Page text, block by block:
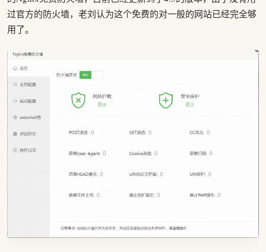
过官方的防火墙，老刘认为这个免费的对一般的网站已经完全够
用了。